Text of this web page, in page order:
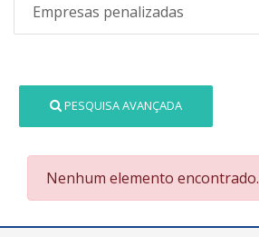
Empresas penalizadas
PESQUISA AVANÇADA
Nenhum elemento encontrado.